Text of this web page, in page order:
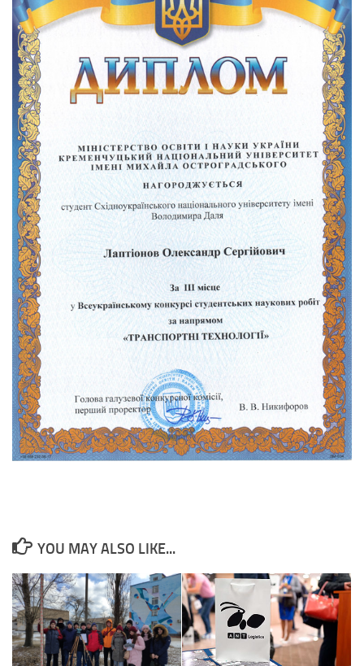
YOU MAY ALSO LIKE...